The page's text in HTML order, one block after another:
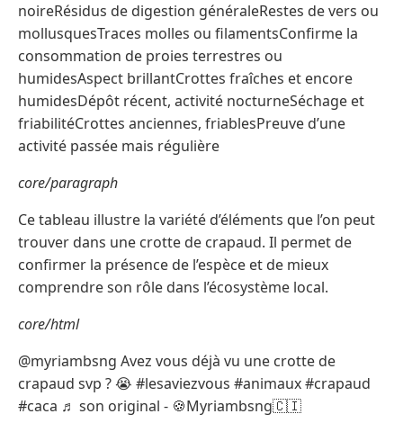
noireRésidus de digestion généraleRestes de vers ou
mollusquesTraces molles ou filamentsConfirme la
consommation de proies terrestres ou
humidesAspect brillantCrottes fraîches et encore
humidesDépôt récent, activité nocturneSéchage et
friabilitéCrottes anciennes, friablesPreuve d’une
activité passée mais régulière
core/paragraph
Ce tableau illustre la variété d’éléments que l’on peut
trouver dans une crotte de crapaud. Il permet de
confirmer la présence de l’espèce et de mieux
comprendre son rôle dans l’écosystème local.
core/html
@myriambsng Avez vous déjà vu une crotte de
crapaud svp ? 😭 #lesaviezvous #animaux #crapaud
#caca ♬ son original - 🍪Myriambsng🇨🇮